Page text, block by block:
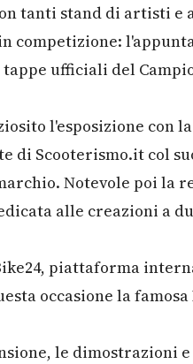
tanti stand di artisti
competizione:
ufficiali del
l'esposizione con
di Scooterismo.it col
Notevole poi la
alle creazioni a
piattaforma
occasione la famosa
le dimostrazioni